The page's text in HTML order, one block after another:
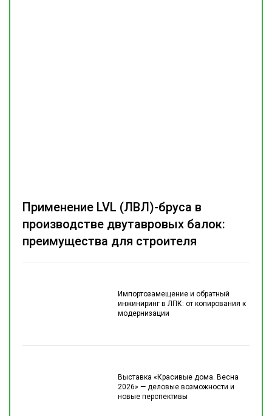
Импортозамещение и обратный
инжиниринг в ЛПК: от копирования к
модернизации
Выставка «Красивые дома. Весна
2026» — деловые возможности и
новые перспективы
Применение LVL (ЛВЛ)-бруса в
производстве двутавровых балок:
преимущества для строителя